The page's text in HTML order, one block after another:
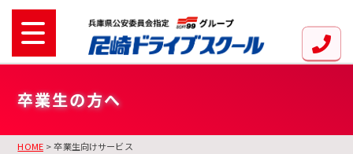
卒業生の方へ
HOME> 卒業生向けサービス